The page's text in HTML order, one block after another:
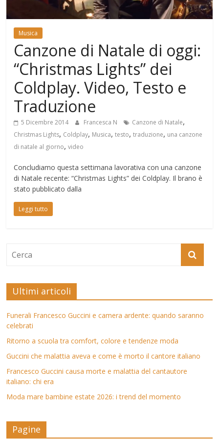
Musica
Canzone di Natale di oggi:
“Christmas Lights” dei
Coldplay. Video, Testo e
Traduzione
5 Dicembre 2014 Francesca N Canzone di Natale,
Christmas Lights, Coldplay, Musica,testo,traduzione, una canzone
di natale al giorno,video
Concludiamo questa settimana lavorativa con una canzone
di Natale recente: “Christmas Lights” dei Coldplay. Il brano è
stato pubblicato dalla
Leggi tutto
Ultimi articoli
Funerali Francesco Guccini e camera ardente: quando saranno
celebrati
Ritorno a scuola tra comfort, colore e tendenze moda
Guccini che malattia aveva e come è morto il cantore italiano
Francesco Guccini causa morte e malattia del cantautore
italiano: chi era
Moda mare bambine estate 2026: i trend del momento
Pagine